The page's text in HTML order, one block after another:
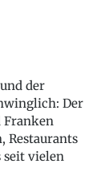
der
Der
Franken
Restaurants
seit vielen